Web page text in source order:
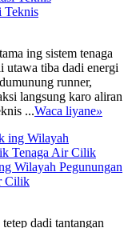
Teknis
ing sistem tenaga
utawa tiba dadi energi
runner,
langsung karo aliran
...Waca liyane»
Wilayah Pegunungan
Cilik
dadi tantangan